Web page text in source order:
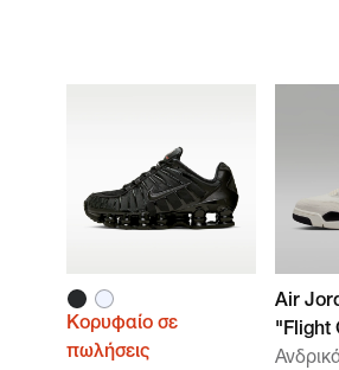
Κορυφαίο σε
πωλήσεις
Air
"Flight